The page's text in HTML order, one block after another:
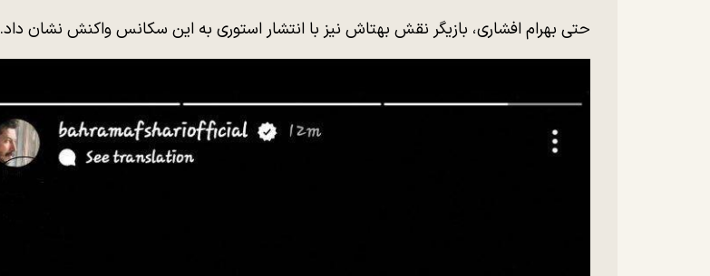
حتی بهرام افشاری، بازیگر نقش بهتاش نیز با انتشار استوری به این سکانس واکنش نشان داد.